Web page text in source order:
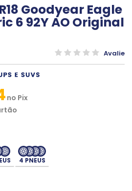
Goodyear Eagle
6 92Y AO Original
Avalie
no Pix
4 PNEUS